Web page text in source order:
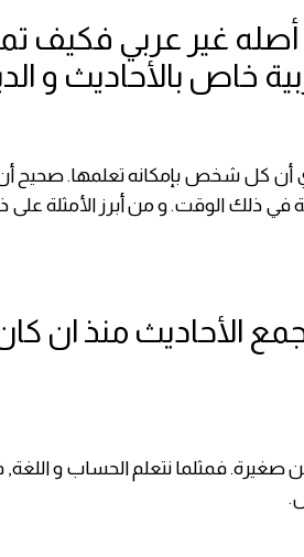
أصله غير عربي فكيف
خاص بالأحاديث و
أن كل شخص بإمكانه تعلمها. صحيح أن
في ذلك الوقت. و من أبرز الأمثلة على
صغيرة. فمثلما نتعلم الحساب و